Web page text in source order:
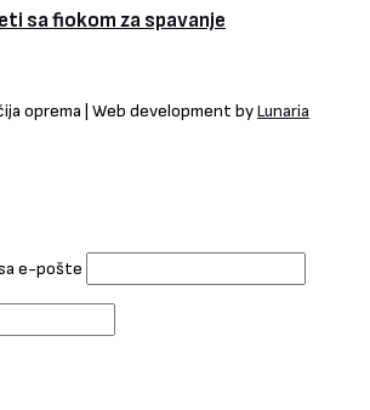
sa fiokom za spavanje
oprema | Web development byLunaria
e-pošte